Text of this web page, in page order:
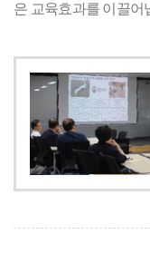
은 교육효과를 이끌어